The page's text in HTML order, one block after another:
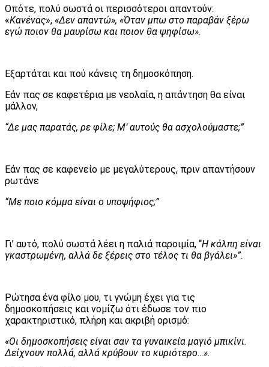
Οπότε, πολύ σωστά οι περισσότεροι απαντούν:
«Κανένας», «Δεν απαντώ», «Όταν μπω στο παραβάν ξέρω
εγώ ποιον θα μαυρίσω και ποιον θα ψηφίσω».
Εξαρτάται και πού κάνεις τη δημοσκόπηση.
Εάν πας σε καφετέρια με νεολαία, η απάντηση θα είναι
μάλλον,
“Δε μας παρατάς, ρε φίλε; Μ’ αυτούς θα ασχολούμαστε;”
Εάν πας σε καφενείο με μεγαλύτερους, πριν απαντήσουν
ρωτάνε
“Με ποιο κόμμα είναι ο υποψήφιος;”
Γι’ αυτό, πολύ σωστά λέει η παλιά παροιμία, “Η κάλπη είναι
γκαστρωμένη, αλλά δε ξέρεις στο τέλος τι θα βγάλει»”.
Ρώτησα ένα φίλο μου, τι γνώμη έχει για τις
δημοσκοπήσεις και νομίζω ότι έδωσε τον πιο
χαρακτηριστικό, πλήρη και ακριβή ορισμό:
«Οι δημοσκοπήσεις είναι σαν τα γυναικεία μαγιό μπικίνι.
Δείχνουν πολλά, αλλά κρύβουν το κυριότερο…».